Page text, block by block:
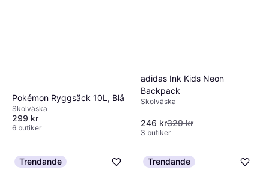
Pokémon Ryggsäck 10L, Blå
Skolväska
299 kr
6 butiker
adidas Ink Kids Neon
Backpack
Skolväska
246 kr329 kr
3 butiker
Trendande Trendande